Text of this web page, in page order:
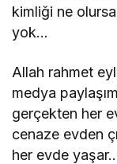
kimliği ne
yok…
Allah rahmet
medya
gerçekten her
cenaze evden
her evde